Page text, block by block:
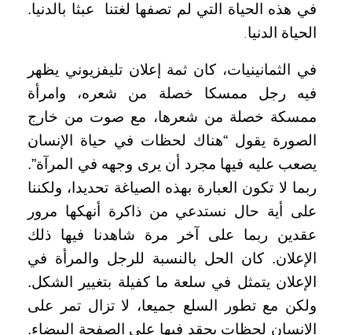
في هذه الحياة التي لم تصفها لغتنا عبثا بالدنيا.
الحياة الدنيا.
في الثمانينيات، كان ثمة إعلان تليفزيوني يظهر
فيه رجل ممسكا خصلة من شعره، وامرأة
ممسكة خصلة من شعرها، مع صوت من خارج
الصورة يقول “هناك لحظات في حياة الإنسان
يصعب عليه فيها مجرد أن يرى وجهه في المرآة”.
ربما لا تكون العبارة بهذه الصياغة تحديدا، ولكننا
على أية حال نستدعي من ذاكرة أنهكها مرور
عقدين ربما على آخر مرة شاهدنا فيها ذلك
الإعلان. كان الحل بالنسبة للرجل والمرأة في
الإعلان يتمثل في سلعة ما كفيلة بتغيير الشكل.
ولكن مع تطور السلع جميعا، لا تزال تمر على
الإنسان لحظات يحقد فيها على الصفحة البيضاء.